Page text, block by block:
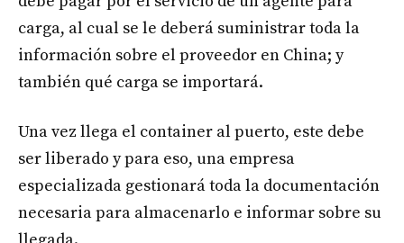
carga, al cual se le deberá suministrar toda la
información sobre el proveedor en China; y
también qué carga se importará.
Una vez llega el container al puerto, este debe
ser liberado y para eso, una empresa
especializada gestionará toda la documentación
necesaria para almacenarlo e informar sobre su